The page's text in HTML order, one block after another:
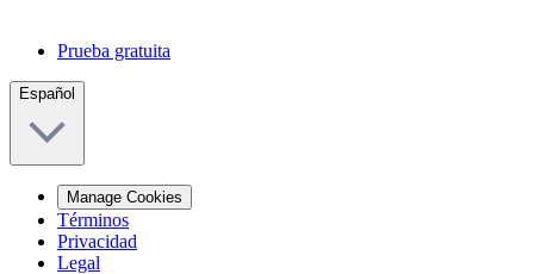
Prueba gratuita
Español
Manage Cookies
Términos
Privacidad
Legal